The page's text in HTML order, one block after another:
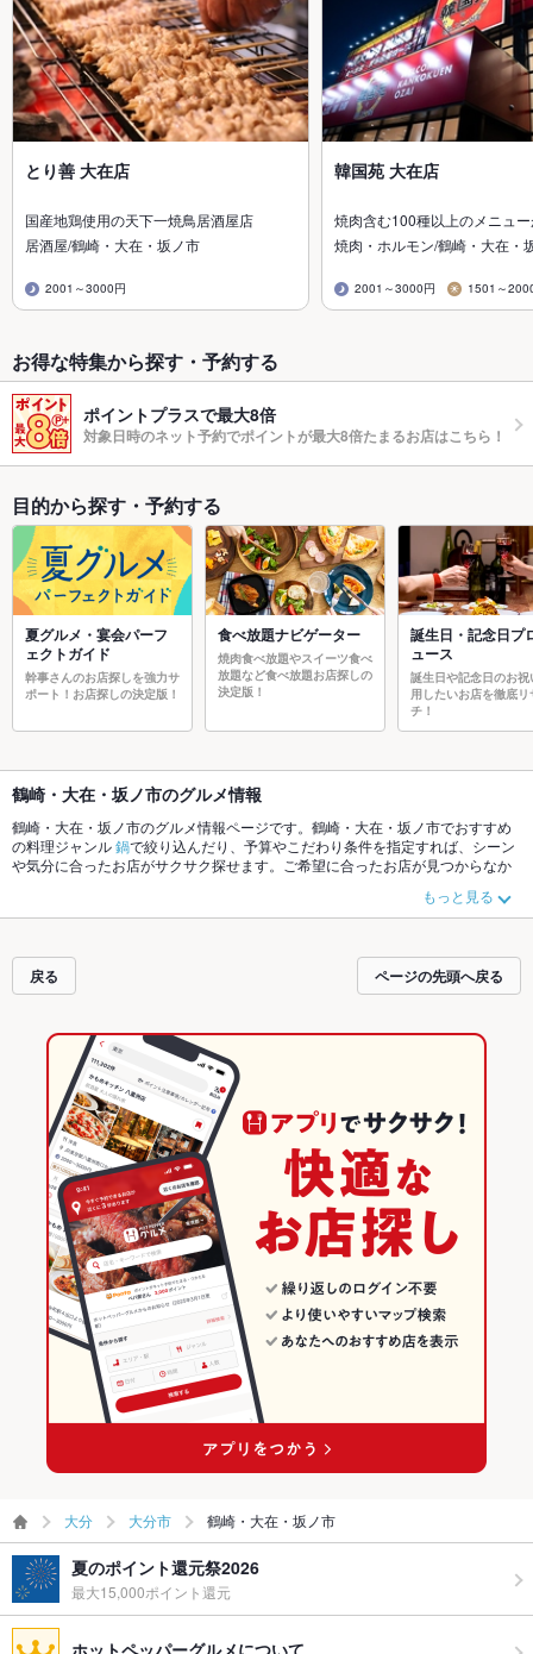
とり善 大在店
国産地鶏使用の天下一焼鳥居酒屋店
居酒屋/鶴崎・大在・坂ノ市
2001～3000円
韓国苑 大在店
焼肉含む100種以上のメニュ
焼肉・ホルモン/鶴崎・大在・
2001～3000円 1501～
お得な特集から探す・予約する
ポイントプラスで最大8倍
対象日時のネット予約でポイントが最大8倍たまるお店はこちら！
目的から探す・予約する
夏グルメ・宴会パーフ
ェクトガイド
幹事さんのお店探しを強力サ
ポート！お店探しの決定版！
食べ放題ナビゲーター
焼肉食べ放題やスイーツ食べ
放題など食べ放題お店探しの
決定版！
誕生日・記念日プ
ュース
誕生日や記念日のお祝
用したいお店を徹底リ
チ！
鶴崎・大在・坂ノ市のグルメ情報
鶴崎・大在・坂ノ市のグルメ情報ページです。鶴崎・大在・坂ノ市でおすすめ
の料理ジャンル鍋で絞り込んだり、予算やこだわり条件を指定すれば、シーン
や気分に合ったお店がサクサク探せます。ご希望に合ったお店が見つからなか
さい。ホットペッパーグルメなら、お得なクーポンはもちろん、こだわりメニ
ュー水炊き、うなぎ、ピザや季節のおすすめ料理など、お店の最新情報をご紹
中です。友達どうしの飲み会にも、会社の宴会にも、デートやパーティーにも
お得に便利にホットペッパーグルメをご利用ください。
もっと見る
戻る ページの先頭へ戻る
大分 大分市 鶴崎・大在・坂ノ市
夏のポイント還元祭2026
最大15,000ポイント還元